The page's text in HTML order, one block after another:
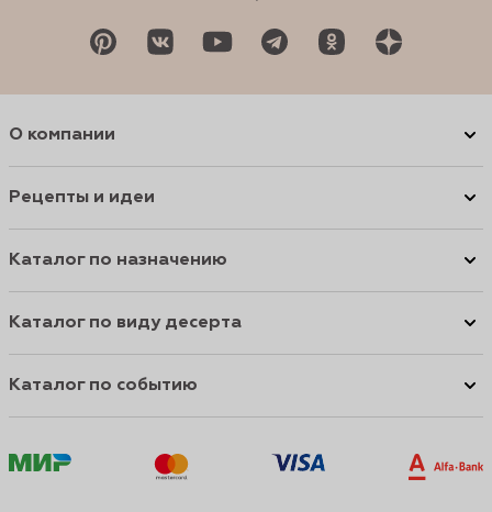
О компании
Рецепты и идеи
Каталог по назначению
Каталог по виду десерта
Каталог по событию